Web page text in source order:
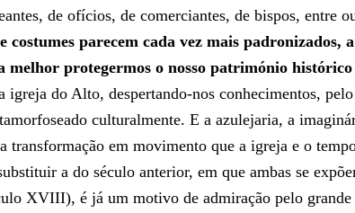
de ofícios, de comerciantes, de bispos,
costumes parecem cada vez mais
protegermos o nosso património histórico
igreja do Alto, despertando-nos conhecimentos,
culturalmente. E a azulejaria, a
em movimento que a igreja e o
a do século anterior, em que ambas se
XVIII), é já um motivo de admiração pelo